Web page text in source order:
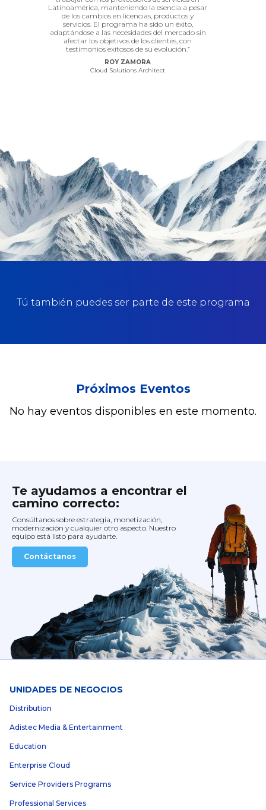
Latinoamérica, manteniendo la esencia a pesar
de los cambios en licencias, productos y
servicios. El programa ha sido un éxito,
adaptándose a las necesidades del mercado sin
afectar los objetivos de los clientes, con
testimonios exitosos de su evolución.”
ROY ZAMORA
Cloud Solutions Architect
Tú también puedes ser parte de este programa
Próximos Eventos
No hay eventos disponibles en este momento.
Te ayudamos a encontrar el
camino correcto:
Consúltanos sobre estrategia, monetización,
modernización y cualquier otro aspecto. Nuestro
equipo está listo para ayudarte.
Contáctanos
UNIDADES DE NEGOCIOS
Distribution
Adistec Media & Entertainment
Education
Enterprise Cloud
Service Providers Programs
Professional Services